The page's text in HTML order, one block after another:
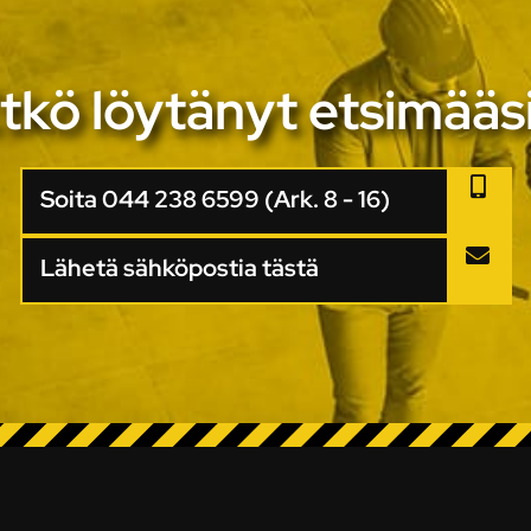
löytänyt
Soita 044 238 6599 (Ark. 8 - 16)
Lähetä sähköpostia tästä